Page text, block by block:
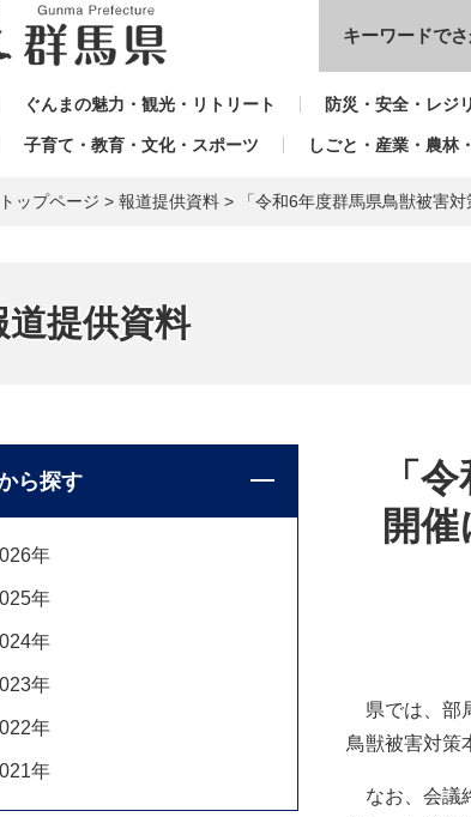
キーワードで
ぐんまの魅力・観光・リトリート 防災・安全・レジ
子育て・教育・文化・スポーツ しごと・産業・農林
トップページ > 報道提供資料 > 「令和6年度群馬県鳥獣被害
道提供資料
「
開
県では、部
鳥獣被害対策
なお、会議
ら探す
年
年
年
年
年
年